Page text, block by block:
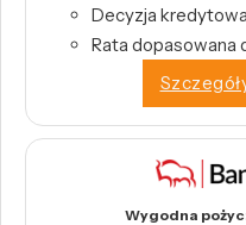
Decyzja
Rata dopasowana
Wygodna